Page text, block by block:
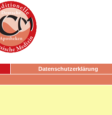
Datenschutzerklärung